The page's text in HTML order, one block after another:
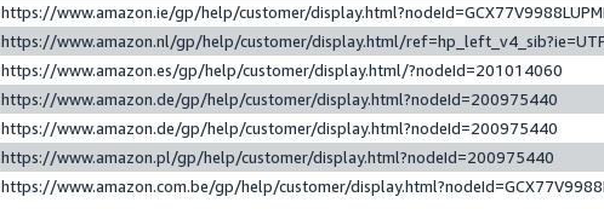
https://www.amazon.ie/gp/help/customer/
https://www.amazon.nl/gp/help/customer/display.html/
https://www.amazon.es/gp/help/customer/display.html/?nodeId=201014060
https://www.amazon.de/gp/help/customer/display.html?nodeId=200975440
https://www.amazon.de/gp/help/customer/display.html?nodeId=200975440
https://www.amazon.pl/gp/help/customer/display.html?nodeId=200975440
https://www.amazon.com.be/gp/help/customer/